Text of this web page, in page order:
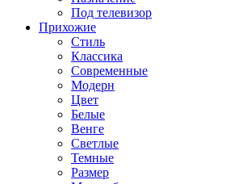
Под телевизор
Прихожие
Стиль
Классика
Современные
Модерн
Цвет
Белые
Венге
Светлые
Темные
Размер